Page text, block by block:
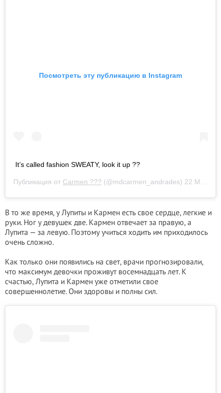
Посмотреть эту публикацию в Instagram
It’s called fashion SWEATY, look it up ??
Публикация от Carmen ??? (@mdcarmen_andrades) 22 Мар 2020 в 3:22 PDT
В то же время, у Лупиты и Кармен есть свое сердце, легкие и
руки. Ног у девушек две. Кармен отвечает за правую, а
Лупита — за левую. Поэтому учиться ходить им приходилось
очень сложно.
Как только они появились на свет, врачи прогнозировали,
что максимум девочки проживут восемнадцать лет. К
счастью, Лупита и Кармен уже отметили свое
совершеннолетие. Они здоровы и полны сил.